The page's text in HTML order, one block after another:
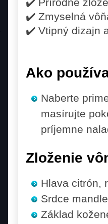
✔️ Zmyselná
✔️ Vtipný dizajn
Ako
Naberte
masírujte
príjemne
Zloženie
Hlavacitrón,
Srdce
Základ